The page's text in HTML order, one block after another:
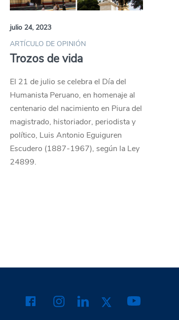
julio 24, 2023
ARTÍCULO DE OPINIÓN
Trozos de vida
El 21 de julio se celebra el Día del
Humanista Peruano, en homenaje al
centenario del nacimiento en Piura del
magistrado, historiador, periodista y
político, Luis Antonio Eguiguren
Escudero (1887-1967), según la Ley
24899.